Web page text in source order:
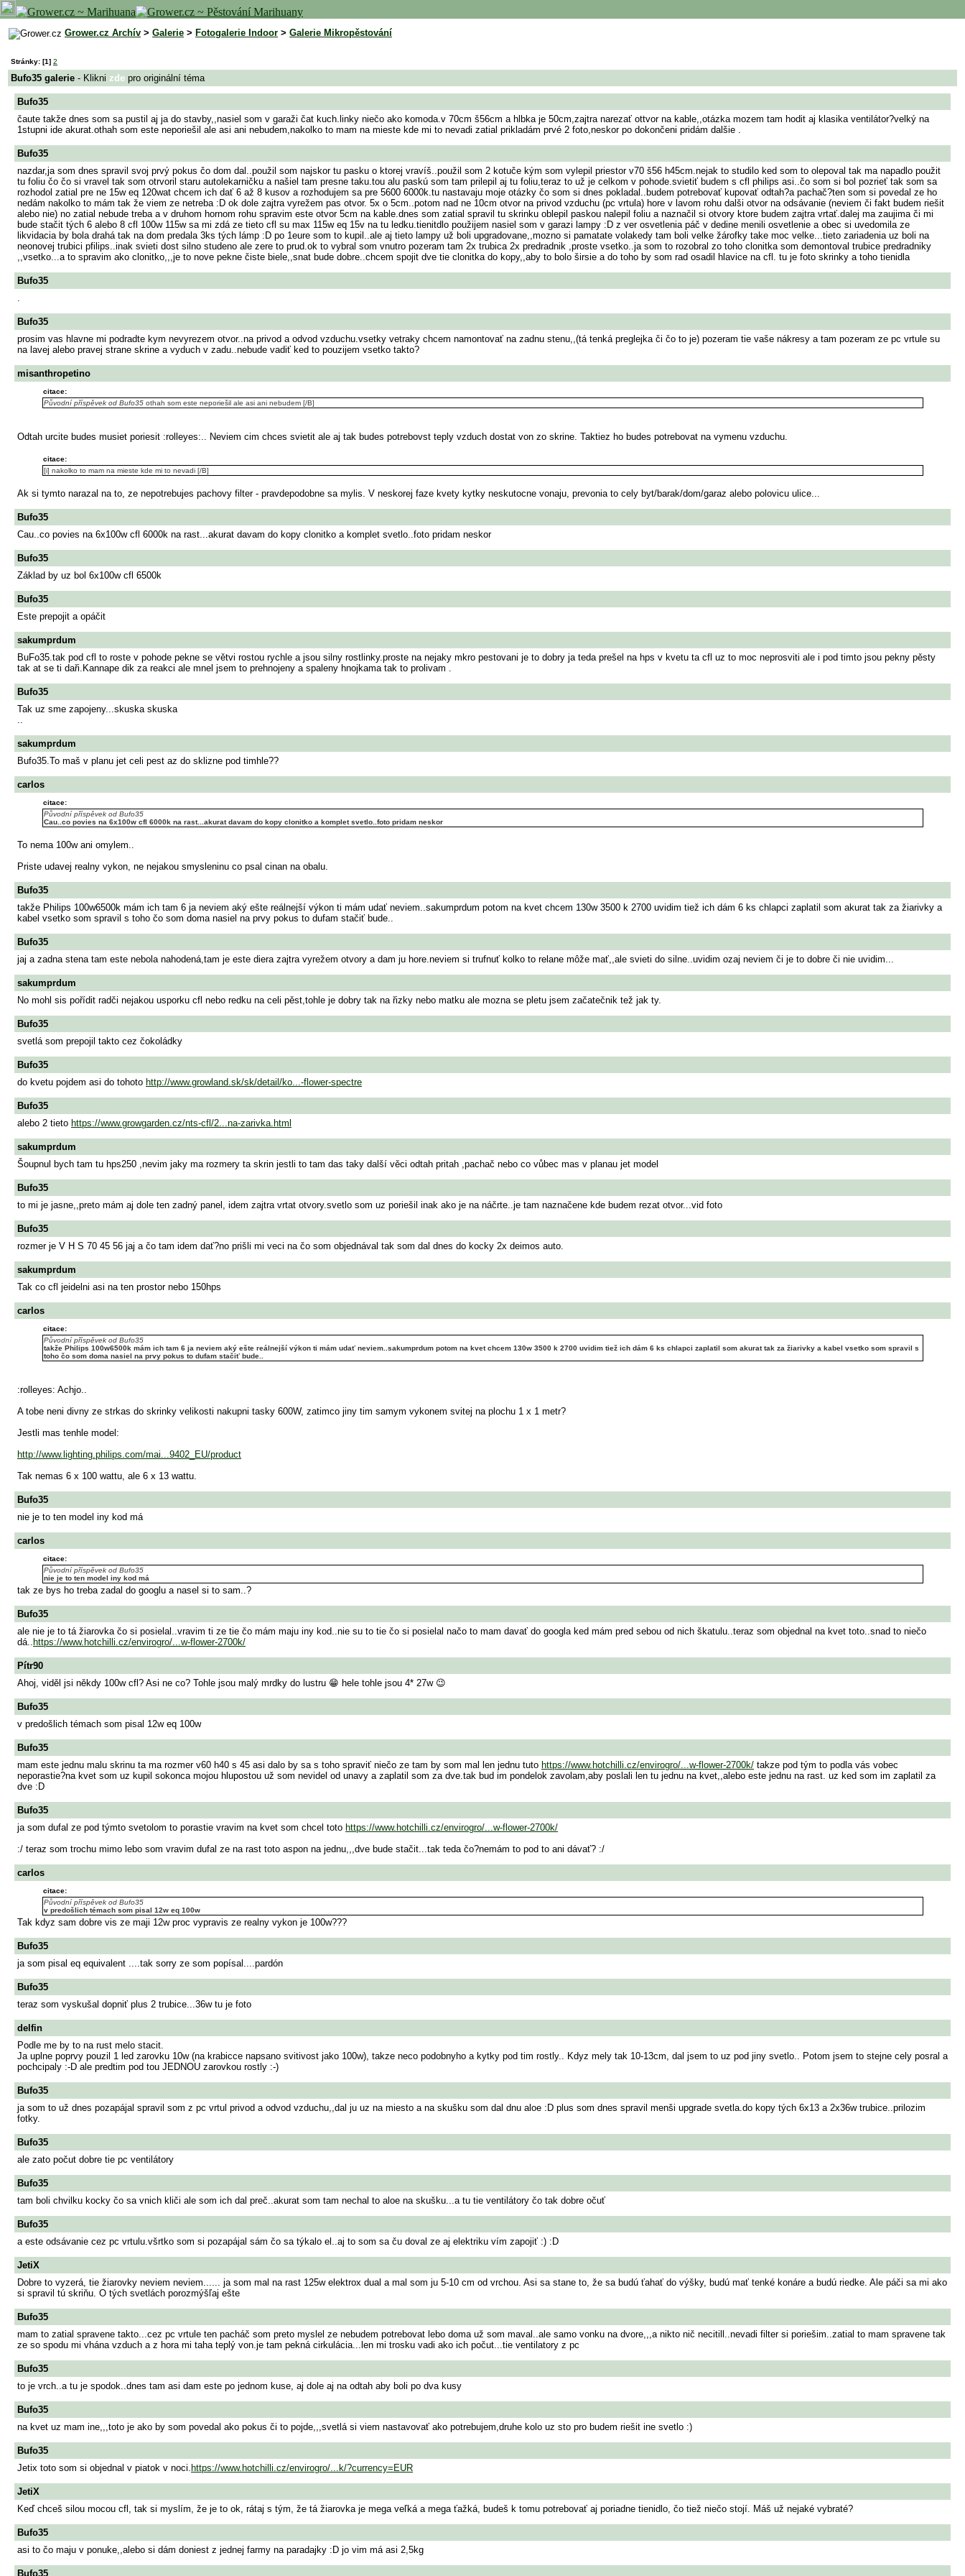
Grower.cz Archív > Galerie > Fotogalerie Indoor > Galerie Mikropěstování
Stránky: [1] 2
Bufo35 galerie - Klikni zde pro originální téma
Bufo35
čaute takže dnes som sa pustil aj ja do stavby,,nasiel som v garaži čat kuch.linky niečo ako komoda.v 70cm š56cm a hlbka je 50cm,zajtra narezať ottvor na kable,,otázka mozem tam hodit aj klasika ventilátor?velký na
1stupni ide akurat.othah som este neporiešil ale asi ani nebudem,nakolko to mam na mieste kde mi to nevadi zatial prikladám prvé 2 foto,neskor po dokončeni pridám dalšie .
Bufo35
nazdar,ja som dnes spravil svoj prvý pokus čo dom dal..použil som najskor tu pasku o ktorej vravíš..použil som 2 kotuče kým som vylepil priestor v70 š56 h45cm.nejak to studilo ked som to olepoval tak ma napadlo použit
tu foliu čo čo si vravel tak som otrvoril staru autolekarničku a našiel tam presne taku.tou alu paskú som tam prilepil aj tu foliu,teraz to už je celkom v pohode.svietiť budem s cfl philips asi..čo som si bol pozrieť tak som sa
rozhodol zatial pre ne 15w eq 120wat chcem ich dať 6 až 8 kusov a rozhodujem sa pre 5600 6000k.tu nastavaju moje otázky čo som si dnes pokladal..budem potrebovať kupovať odtah?a pachač?ten som si povedal ze ho
nedám nakolko to mám tak že viem ze netreba :D ok dole zajtra vyrežem pas otvor. 5x o 5cm..potom nad ne 10cm otvor na privod vzduchu (pc vrtula) hore v lavom rohu dalši otvor na odsávanie (neviem či fakt budem riešit
alebo nie) no zatial nebude treba a v druhom hornom rohu spravim este otvor 5cm na kable.dnes som zatial spravil tu skrinku oblepil paskou nalepil foliu a naznačil si otvory ktore budem zajtra vrtať.dalej ma zaujima či mi
bude stačit tých 6 alebo 8 cfl 100w 115w sa mi zdá ze tieto cfl su max 115w eq 15v na tu ledku.tienitdlo použijem nasiel som v garazi lampy :D z ver osvetlenia páč v dedine menili osvetlenie a obec si uvedomila ze
likvidacia by bola drahá tak na dom predala 3ks tých lámp :D po 1eure som to kupil..ale aj tieto lampy už boli upgradovane,,mozno si pamatate volakedy tam boli velke žárofky take moc velke...tieto zariadenia uz boli na
neonovej trubici pfilips..inak svieti dost silno studeno ale zere to prud.ok to vybral som vnutro pozeram tam 2x trubica 2x predradnik ,proste vsetko..ja som to rozobral zo toho clonitka som demontoval trubice predradniky
,,vsetko...a to spravim ako clonitko,,,je to nove pekne čiste biele,,snat bude dobre..chcem spojit dve tie clonitka do kopy,,aby to bolo širsie a do toho by som rad osadil hlavice na cfl. tu je foto skrinky a toho tienidla
Bufo35
.
Bufo35
prosim vas hlavne mi podradte kym nevyrezem otvor..na privod a odvod vzduchu.vsetky vetraky chcem namontovať na zadnu stenu,,(tá tenká preglejka či čo to je) pozeram tie vaše nákresy a tam pozeram ze pc vrtule su
na lavej alebo pravej strane skrine a vyduch v zadu..nebude vadiť ked to pouzijem vsetko takto?
misanthropetino
citace:
Původní příspěvek od Bufo35 othah som este neporiešil ale asi ani nebudem [/B]
Odtah urcite budes musiet poriesit :rolleyes:.. Neviem cim chces svietit ale aj tak budes potrebovst teply vzduch dostat von zo skrine. Taktiez ho budes potrebovat na vymenu vzduchu.
citace:
[i] nakolko to mam na mieste kde mi to nevadi [/B]
Ak si tymto narazal na to, ze nepotrebujes pachovy filter - pravdepodobne sa mylis. V neskorej faze kvety kytky neskutocne vonaju, prevonia to cely byt/barak/dom/garaz alebo polovicu ulice...
Bufo35
Cau..co povies na 6x100w cfl 6000k na rast...akurat davam do kopy clonitko a komplet svetlo..foto pridam neskor
Bufo35
Základ by uz bol 6x100w cfl 6500k
Bufo35
Este prepojit a opáčit
sakumprdum
BuFo35.tak pod cfl to roste v pohode pekne se větvi rostou rychle a jsou silny rostlinky.proste na nejaky mkro pestovani je to dobry ja teda prešel na hps v kvetu ta cfl uz to moc neprosviti ale i pod timto jsou pekny pěsty
tak at se ti daři.Kannape dik za reakci ale mnel jsem to prehnojeny a spaleny hnojkama tak to prolivam .
Bufo35
Tak uz sme zapojeny...skuska skuska
..
sakumprdum
Bufo35.To maš v planu jet celi pest az do sklizne pod timhle??
carlos
citace:
Původní příspěvek od Bufo35
Cau..co povies na 6x100w cfl 6000k na rast...akurat davam do kopy clonitko a komplet svetlo..foto pridam neskor
To nema 100w ani omylem..
Priste udavej realny vykon, ne nejakou smysleninu co psal cinan na obalu.
Bufo35
takže Philips 100w6500k mám ich tam 6 ja neviem aký ešte reálnejší výkon ti mám udať neviem..sakumprdum potom na kvet chcem 130w 3500 k 2700 uvidim tiež ich dám 6 ks chlapci zaplatil som akurat tak za žiarivky a
kabel vsetko som spravil s toho čo som doma nasiel na prvy pokus to dufam stačiť bude..
Bufo35
jaj a zadna stena tam este nebola nahodená,tam je este diera zajtra vyrežem otvory a dam ju hore.neviem si trufnuť kolko to relane môže mať,,ale svieti do silne..uvidim ozaj neviem či je to dobre či nie uvidim...
sakumprdum
No mohl sis pořídit radči nejakou usporku cfl nebo redku na celi pěst,tohle je dobry tak na řizky nebo matku ale mozna se pletu jsem začatečnik tež jak ty.
Bufo35
svetlá som prepojil takto cez čokoládky
Bufo35
do kvetu pojdem asi do tohoto http://www.growland.sk/sk/detail/ko...-flower-spectre
Bufo35
alebo 2 tieto https://www.growgarden.cz/nts-cfl/2...na-zarivka.html
sakumprdum
Šoupnul bych tam tu hps250 ,nevim jaky ma rozmery ta skrin jestli to tam das taky další věci odtah pritah ,pachač nebo co vůbec mas v planau jet model
Bufo35
to mi je jasne,,preto mám aj dole ten zadný panel, idem zajtra vrtat otvory.svetlo som uz poriešil inak ako je na náčrte..je tam naznačene kde budem rezat otvor...vid foto
Bufo35
rozmer je V H S 70 45 56 jaj a čo tam idem dať?no prišli mi veci na čo som objednával tak som dal dnes do kocky 2x deimos auto.
sakumprdum
Tak co cfl jeidelni asi na ten prostor nebo 150hps
carlos
citace:
Původní příspěvek od Bufo35
takže Philips 100w6500k mám ich tam 6 ja neviem aký ešte reálnejší výkon ti mám udať neviem..sakumprdum potom na kvet chcem 130w 3500 k 2700 uvidim tiež ich dám 6 ks chlapci zaplatil som akurat tak za žiarivky a kabel vsetko som spravil s
toho čo som doma nasiel na prvy pokus to dufam stačiť bude..
:rolleyes: Achjo..
A tobe neni divny ze strkas do skrinky velikosti nakupni tasky 600W, zatimco jiny tim samym vykonem svitej na plochu 1 x 1 metr?
Jestli mas tenhle model:
http://www.lighting.philips.com/mai...9402_EU/product
Tak nemas 6 x 100 wattu, ale 6 x 13 wattu.
Bufo35
nie je to ten model iny kod má
carlos
citace:
Původní příspěvek od Bufo35
nie je to ten model iny kod má
tak ze bys ho treba zadal do googlu a nasel si to sam..?
Bufo35
ale nie je to tá žiarovka čo si posielal..vravim ti ze tie čo mám maju iny kod..nie su to tie čo si posielal načo to mam davať do googla ked mám pred sebou od nich škatulu..teraz som objednal na kvet toto..snad to niečo
dá.. https://www.hotchilli.cz/envirogro/...w-flower-2700k/
Pítr90
Ahoj, viděl jsi někdy 100w cfl? Asi ne co? Tohle jsou malý mrdky do lustru 😁 hele tohle jsou 4* 27w 😉
Bufo35
v predošlich témach som pisal 12w eq 100w
Bufo35
mam este jednu malu skrinu ta ma rozmer v60 h40 s 45 asi dalo by sa s toho spraviť niečo ze tam by som mal len jednu tuto https://www.hotchilli.cz/envirogro/...w-flower-2700k/ takze pod tým to podla vás vobec
neporastie?na kvet som uz kupil sokonca mojou hlupostou už som nevidel od unavy a zaplatil som za dve.tak bud im pondelok zavolam,aby poslali len tu jednu na kvet,,alebo este jednu na rast. uz ked som im zaplatil za
dve :D
Bufo35
ja som dufal ze pod týmto svetolom to porastie vravim na kvet som chcel toto https://www.hotchilli.cz/envirogro/...w-flower-2700k/
:/ teraz som trochu mimo lebo som vravim dufal ze na rast toto aspon na jednu,,,dve bude stačit...tak teda čo?nemám to pod to ani dávať? :/
carlos
citace:
Původní příspěvek od Bufo35
v predošlich témach som pisal 12w eq 100w
Tak kdyz sam dobre vis ze maji 12w proc vypravis ze realny vykon je 100w???
Bufo35
ja som pisal eq equivalent ....tak sorry ze som popísal....pardón
Bufo35
teraz som vyskušal dopniť plus 2 trubice...36w tu je foto
delfin
Podle me by to na rust melo stacit.
Ja uplne poprvy pouzil 1 led zarovku 10w (na krabicce napsano svitivost jako 100w), takze neco podobnyho a kytky pod tim rostly.. Kdyz mely tak 10-13cm, dal jsem to uz pod jiny svetlo.. Potom jsem to stejne cely posral a
pochcipaly :-D ale predtim pod tou JEDNOU zarovkou rostly :-)
Bufo35
ja som to už dnes pozapájal spravil som z pc vrtul privod a odvod vzduchu,,dal ju uz na miesto a na skušku som dal dnu aloe :D plus som dnes spravil menši upgrade svetla.do kopy tých 6x13 a 2x36w trubice..prilozim
fotky.
Bufo35
ale zato počut dobre tie pc ventilátory
Bufo35
tam boli chvilku kocky čo sa vnich kliči ale som ich dal preč..akurat som tam nechal to aloe na skušku...a tu tie ventilátory čo tak dobre očuť
Bufo35
a este odsávanie cez pc vrtulu.všrtko som si pozapájal sám čo sa týkalo el..aj to som sa ču doval ze aj elektriku vím zapojiť :) :D
JetiX
Dobre to vyzerá, tie žiarovky neviem neviem...... ja som mal na rast 125w elektrox dual a mal som ju 5-10 cm od vrchou. Asi sa stane to, že sa budú ťahať do výšky, budú mať tenké konáre a budú riedke. Ale páči sa mi ako
si spravil tú skriňu. O tých svetlách porozmýšľaj ešte
Bufo35
mam to zatial spravene takto...cez pc vrtule ten pacháč som preto myslel ze nebudem potrebovat lebo doma už som maval..ale samo vonku na dvore,,,a nikto nič necitill..nevadi filter si poriešim..zatial to mam spravene tak
ze so spodu mi vhána vzduch a z hora mi taha teplý von.je tam pekná cirkulácia...len mi trosku vadi ako ich počut...tie ventilatory z pc
Bufo35
to je vrch..a tu je spodok..dnes tam asi dam este po jednom kuse, aj dole aj na odtah aby boli po dva kusy
Bufo35
na kvet uz mam ine,,,toto je ako by som povedal ako pokus či to pojde,,,svetlá si viem nastavovať ako potrebujem,druhe kolo uz sto pro budem riešit ine svetlo :)
Bufo35
Jetix toto som si objednal v piatok v noci. https://www.hotchilli.cz/envirogro/...k/?currency=EUR
JetiX
Keď chceš silou mocou cfl, tak si myslím, že je to ok, rátaj s tým, že tá žiarovka je mega veľká a mega ťažká, budeš k tomu potrebovať aj poriadne tienidlo, čo tiež niečo stojí. Máš už nejaké vybraté?
Bufo35
asi to čo maju v ponuke,,alebo si dám doniest z jednej farmy na paradajky :D jo vim má asi 2,5kg
Bufo35